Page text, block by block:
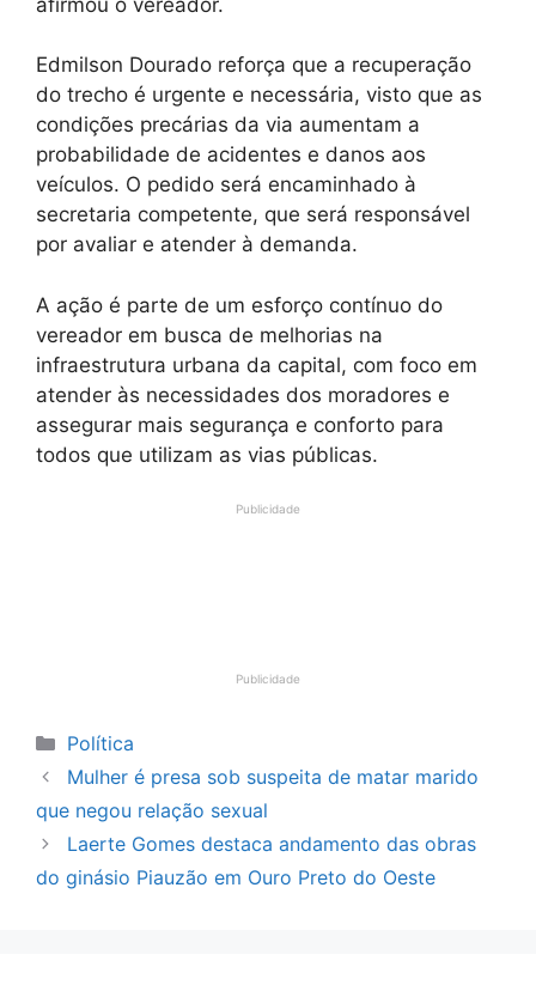
Edmilson Dourado reforça que a recuperação
do trecho é urgente e necessária, visto que as
condições precárias da via aumentam a
probabilidade de acidentes e danos aos
veículos. O pedido será encaminhado à
secretaria competente, que será responsável
por avaliar e atender à demanda.
A ação é parte de um esforço contínuo do
vereador em busca de melhorias na
infraestrutura urbana da capital, com foco em
atender às necessidades dos moradores e
assegurar mais segurança e conforto para
todos que utilizam as vias públicas.
Publicidade
Publicidade
Categorias
Política
Mulher é presa sob suspeita de matar marido
que negou relação sexual
Laerte Gomes destaca andamento das obras
do ginásio Piauzão em Ouro Preto do Oeste